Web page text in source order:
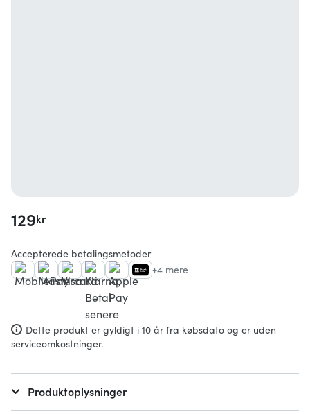
129kr
Accepterede betalingsmetoder
+4 mere
Dette produkt er gyldigt i 10 år fra købsdato og er uden
serviceomkostninger.
Produktoplysninger